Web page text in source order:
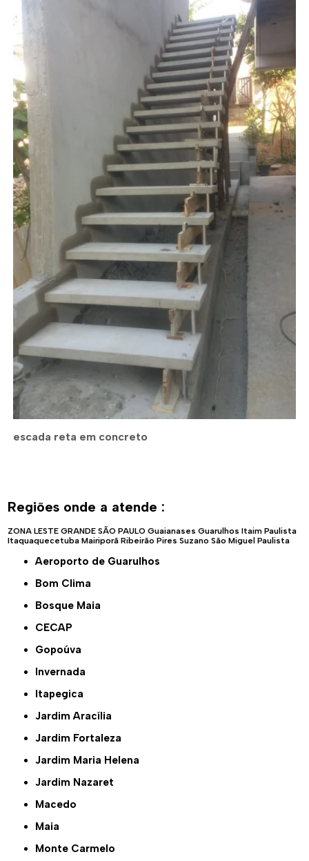
escada reta em concreto
Regiões onde a atende :
ZONA LESTE GRANDE SÃO PAULO Guaianases Guarulhos Itaim Paulista
Itaquaquecetuba Mairiporã Ribeirão Pires Suzano São Miguel Paulista
Aeroporto de Guarulhos
Bom Clima
Bosque Maia
CECAP
Gopoúva
Invernada
Itapegica
Jardim Aracília
Jardim Fortaleza
Jardim Maria Helena
Jardim Nazaret
Macedo
Maia
Monte Carmelo